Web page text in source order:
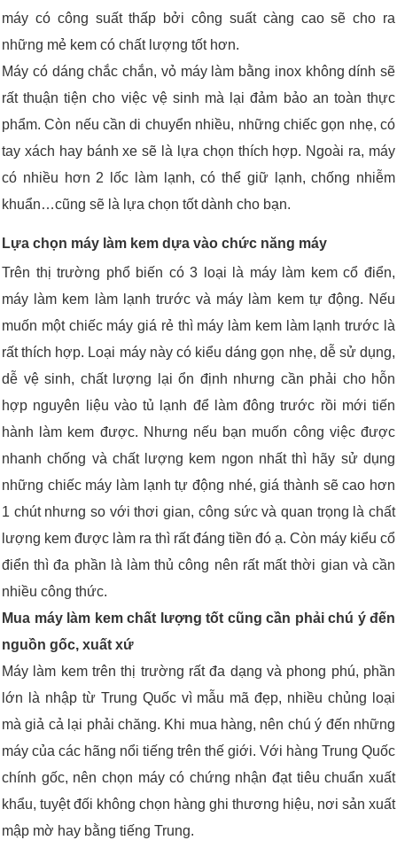
máy có công suất thấp bởi công suất càng cao sẽ cho ra
những mẻ kem có chất lượng tốt hơn.
Máy có dáng chắc chắn, vỏ máy làm bằng inox không dính sẽ
rất thuận tiện cho việc vệ sinh mà lại đảm bảo an toàn thực
phẩm. Còn nếu cần di chuyển nhiều, những chiếc gọn nhẹ, có
tay xách hay bánh xe sẽ là lựa chọn thích hợp. Ngoài ra, máy
có nhiều hơn 2 lốc làm lạnh, có thể giữ lạnh, chống nhiễm
khuẩn…cũng sẽ là lựa chọn tốt dành cho bạn.
Lựa chọn máy làm kem dựa vào chức năng máy
Trên thị trường phổ biến có 3 loại là máy làm kem cổ điển,
máy làm kem làm lạnh trước và máy làm kem tự động. Nếu
muốn một chiếc máy giá rẻ thì máy làm kem làm lạnh trước là
rất thích hợp. Loại máy này có kiểu dáng gọn nhẹ, dễ sử dụng,
dễ vệ sinh, chất lượng lại ổn định nhưng cần phải cho hỗn
hợp nguyên liệu vào tủ lạnh để làm đông trước rồi mới tiến
hành làm kem được. Nhưng nếu bạn muốn công việc được
nhanh chống và chất lượng kem ngon nhất thì hãy sử dụng
những chiếc máy làm lạnh tự động nhé, giá thành sẽ cao hơn
1 chút nhưng so với thơi gian, công sức và quan trọng là chất
lượng kem được làm ra thì rất đáng tiền đó ạ. Còn máy kiểu cổ
điển thì đa phần là làm thủ công nên rất mất thời gian và cần
nhiều công thức.
Mua máy làm kem chất lượng tốt cũng cần phải chú ý đến
nguồn gốc, xuất xứ
Máy làm kem trên thị trường rất đa dạng và phong phú, phần
lớn là nhập từ Trung Quốc vì mẫu mã đẹp, nhiều chủng loại
mà giả cả lại phải chăng. Khi mua hàng, nên chú ý đến những
máy của các hãng nổi tiếng trên thế giới. Với hàng Trung Quốc
chính gốc, nên chọn máy có chứng nhận đạt tiêu chuẩn xuất
khẩu, tuyệt đối không chọn hàng ghi thương hiệu, nơi sản xuất
mập mờ hay bằng tiếng Trung.